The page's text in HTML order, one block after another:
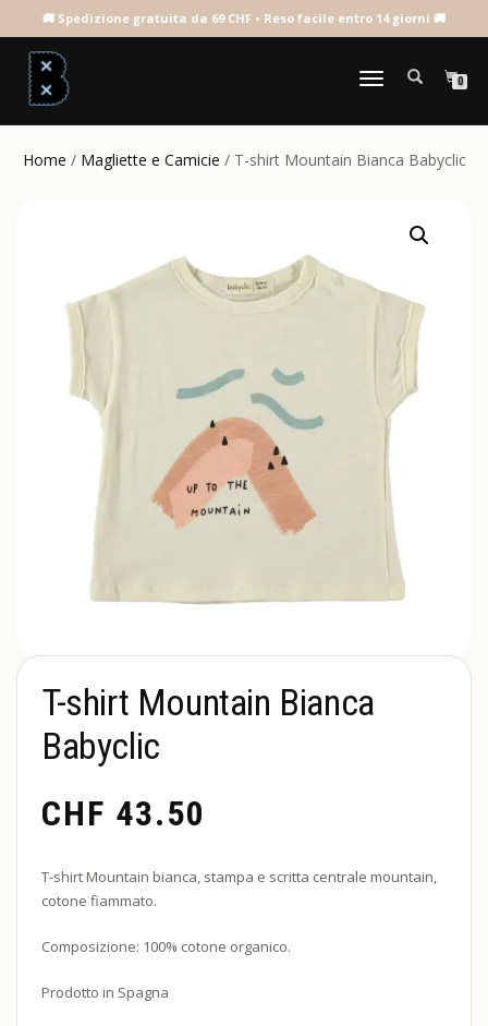
NAVIGAZIONE
0
Home / Magliette e Camicie / T-shirt Mountain Bianca Babyclic
T-shirt Mountain Bianca
Babyclic
CHF 43.50
T-shirt Mountain bianca, stampa e scritta centrale mountain,
cotone fiammato.
Composizione: 100% cotone organico.
Prodotto in Spagna